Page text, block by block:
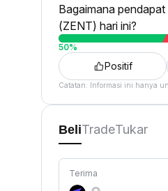
Bagaimana
(ZENT) hari ini?
50%
Positif
Catatan: Informasi ini hanya
BeliTradeTukar
Terima